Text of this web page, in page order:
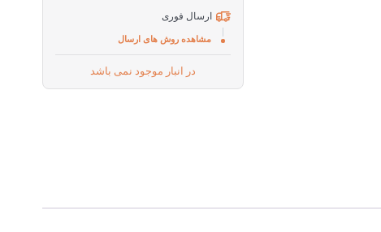
ارسال فوری
مشاهده روش های ارسال
در انبار موجود نمی باشد